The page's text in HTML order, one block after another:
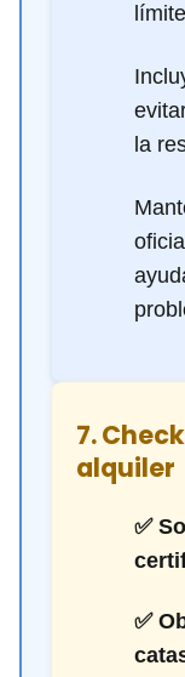
la
7.
alquiler
✅
✅